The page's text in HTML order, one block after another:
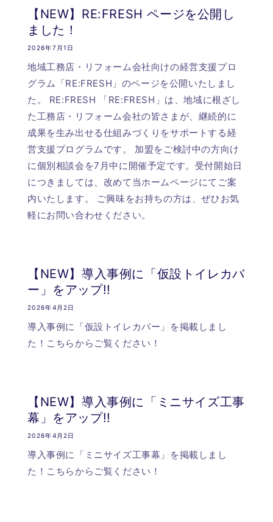
【NEW】RE:FRESH ページを公開し
ました！
2026年7月1日
地域工務店・リフォーム会社向けの経営支援プロ
グラム「RE:FRESH」のページを公開いたしまし
た。 RE:FRESH 「RE:FRESH」は、地域に根ざし
た工務店・リフォーム会社の皆さまが、継続的に
成果を生み出せる仕組みづくりをサポートする経
営支援プログラムです。 加盟をご検討中の方向け
に個別相談会を7月中に開催予定です。受付開始日
につきましては、改めて当ホームページにてご案
内いたします。 ご興味をお持ちの方は、ぜひお気
軽にお問い合わせください。
【NEW】導入事例に「仮設トイレカバ
ー」をアップ!!
2026年4月2日
導入事例に「仮設トイレカバー」を掲載しまし
た！こちらからご覧ください！
【NEW】導入事例に「ミニサイズ工事
幕」をアップ!!
2026年4月2日
導入事例に「ミニサイズ工事幕」を掲載しまし
た！こちらからご覧ください！